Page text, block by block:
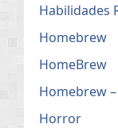
Habilidades
Homebrew
HomeBrew
Homebrew
Horror